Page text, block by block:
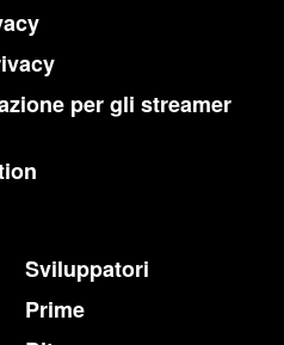
per gli streamer
Sviluppatori
Prime